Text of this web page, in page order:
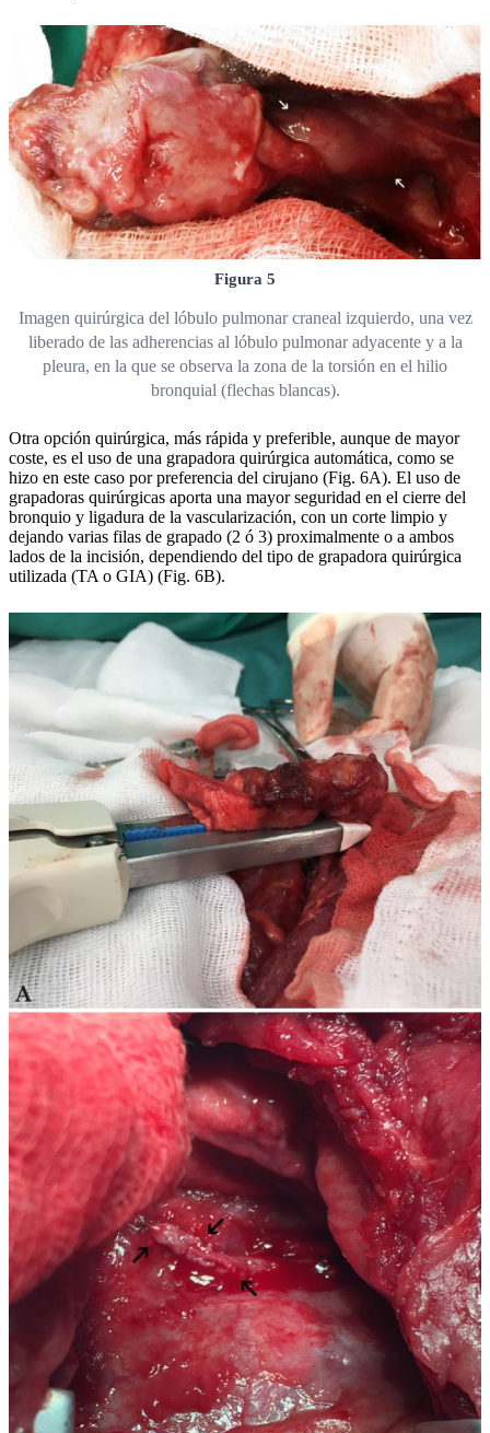
Figura 5
Imagen quirúrgica del lóbulo pulmonar craneal izquierdo, una vez
liberado de las adherencias al lóbulo pulmonar adyacente y a la
pleura, en la que se observa la zona de la torsión en el hilio
bronquial (flechas blancas).
Otra opción quirúrgica, más rápida y preferible, aunque de mayor
coste, es el uso de una grapadora quirúrgica automática, como se
hizo en este caso por preferencia del cirujano (Fig. 6A). El uso de
grapadoras quirúrgicas aporta una mayor seguridad en el cierre del
bronquio y ligadura de la vascularización, con un corte limpio y
dejando varias filas de grapado (2 ó 3) proximalmente o a ambos
lados de la incisión, dependiendo del tipo de grapadora quirúrgica
utilizada (TA o GIA) (Fig. 6B).